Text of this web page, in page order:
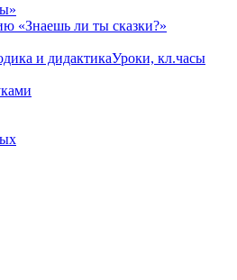
«Знаешь ли ты сказки?»
и дидактикаУроки, кл.часы